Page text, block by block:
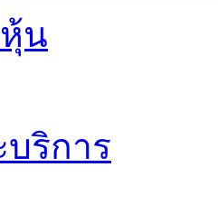
น
ริการ